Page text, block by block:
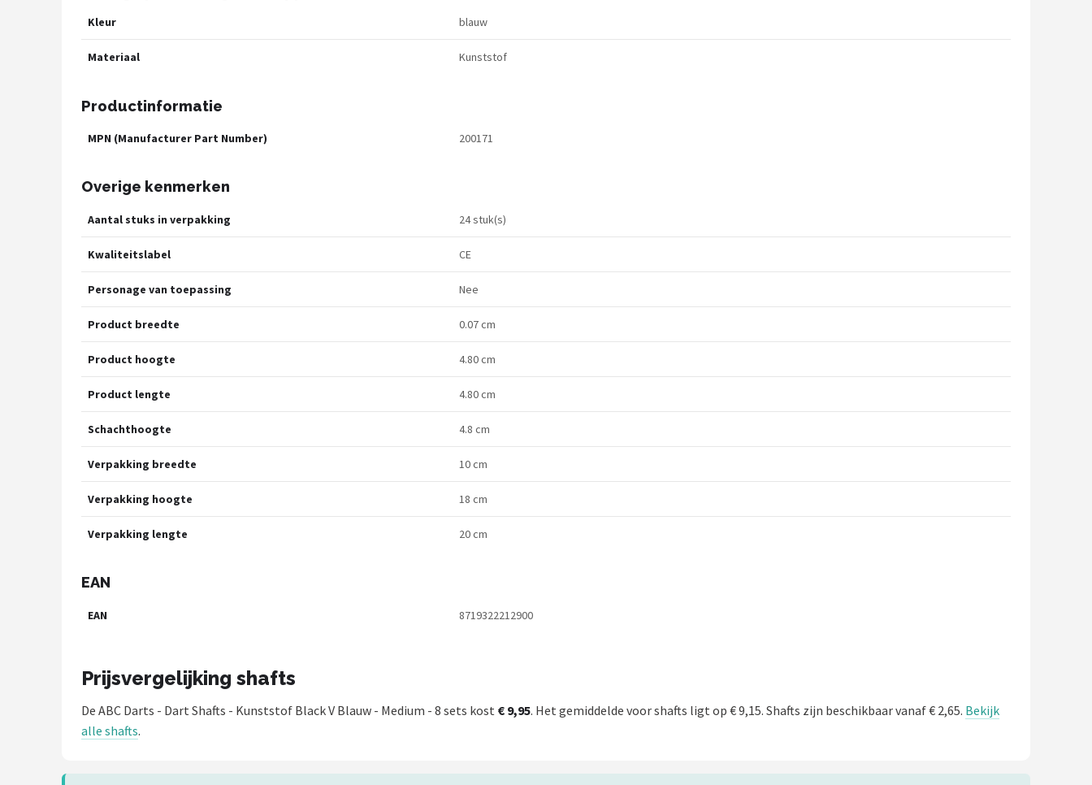
Kleur blauw
Materiaal Kunststof
Productinformatie
MPN (Manufacturer Part Number) 200171
Overige kenmerken
Aantal stuks in verpakking 24 stuk(s)
Kwaliteitslabel CE
Personage van toepassing Nee
Product breedte 0.07 cm
Product hoogte 4.80 cm
Product lengte 4.80 cm
Schachthoogte 4.8 cm
Verpakking breedte 10 cm
Verpakking hoogte 18 cm
Verpakking lengte 20 cm
EAN
EAN 8719322212900
Prijsvergelijking shafts
De ABC Darts - Dart Shafts - Kunststof Black V Blauw - Medium - 8 sets kost € 9,95. Het gemiddelde voor shafts ligt op € 9,15. Shafts zijn beschikbaar vanaf € 2,65. Bekijk
alle shafts.